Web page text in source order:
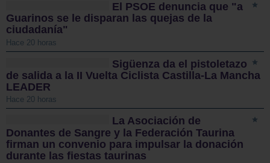
El PSOE denuncia que "a
Guarinos se le disparan las quejas de la
ciudadanía"
Hace 20 horas
Sigüenza da el pistoletazo
de salida a la II Vuelta Ciclista Castilla-La Mancha
LEADER
Hace 20 horas
La Asociación de
Donantes de Sangre y la Federación Taurina
firman un convenio para impulsar la donación
durante las fiestas taurinas